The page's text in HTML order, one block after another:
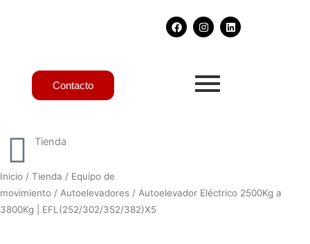
F
a
c
I
n
s
g
r
a
L
i
n
Contacto
Tienda
Inicio / Tienda / Equipo de
movimiento / Autoelevadores / Autoelevador Eléctrico 2500Kg a
3800Kg | EFL(252/302/352/382)X5